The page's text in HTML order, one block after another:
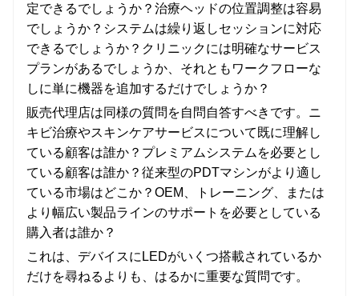
定できるでしょうか？治療ヘッドの位置調整は容易
でしょうか？システムは繰り返しセッションに対応
できるでしょうか？クリニックには明確なサービス
プランがあるでしょうか、それともワークフローな
しに単に機器を追加するだけでしょうか？
販売代理店は同様の質問を自問自答すべきです。ニ
キビ治療やスキンケアサービスについて既に理解し
ている顧客は誰か？プレミアムシステムを必要とし
ている顧客は誰か？従来型のPDTマシンがより適し
ている市場はどこか？OEM、トレーニング、または
より幅広い製品ラインのサポートを必要としている
購入者は誰か？
これは、デバイスにLEDがいくつ搭載されているか
だけを尋ねるよりも、はるかに重要な質問です。